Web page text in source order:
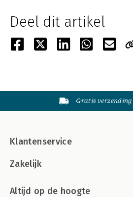
Deel dit artikel
Gratis
Klantenservice
Zakelijk
Altijd op de hoogte